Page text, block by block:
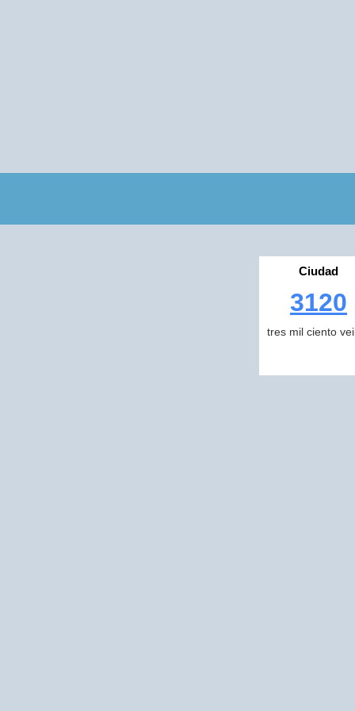
Ciudad
3120
tres mil ciento